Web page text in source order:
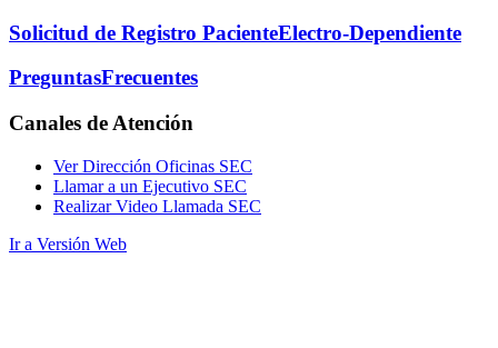
Solicitud de Registro PacienteElectro-Dependiente
PreguntasFrecuentes
Canales de Atención
Ver Dirección Oficinas SEC
Llamar a un Ejecutivo SEC
Realizar Video Llamada SEC
Ir a Versión Web